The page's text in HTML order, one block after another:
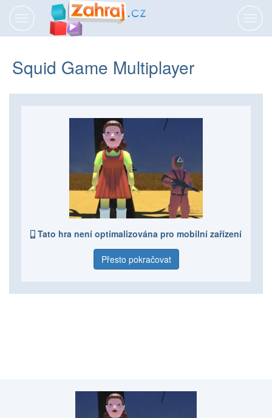
Squid Game Multiplayer
Tato hra není optimalizována pro mobilní zařízení
Přesto pokračovat